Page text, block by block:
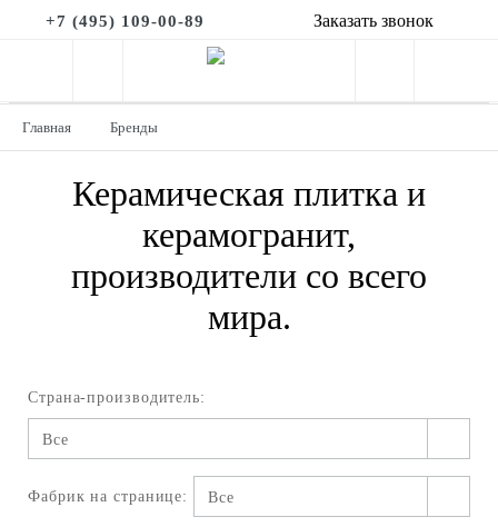
+7 (495) 109-00-89 Заказать звонок
Главная Бренды
Керамическая плитка и
керамогранит,
производители со всего
мира.
Страна-производитель:
Все
Фабрик на странице: Все